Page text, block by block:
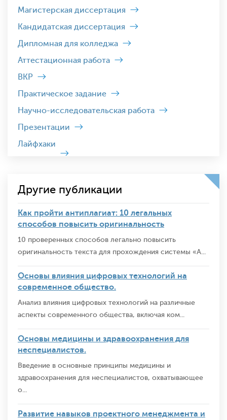
Магистерская диссертация
Кандидатская диссертация
Дипломная для колледжа
Аттестационная работа
ВКР
Практическое задание
Научно-исследовательская работа
Презентации
Лайфхаки
Другие публикации
Как пройти антиплагиат: 10 легальных
способов повысить оригинальность
10 проверенных способов легально повысить
оригинальность текста для прохождения системы «А...
Основы влияния цифровых технологий на
современное общество.
Анализ влияния цифровых технологий на различные
аспекты современного общества, включая ком...
Основы медицины и здравоохранения для
неспециалистов.
Введение в основные принципы медицины и
здравоохранения для неспециалистов, охватывающее
о...
Развитие навыков проектного менеджмента и